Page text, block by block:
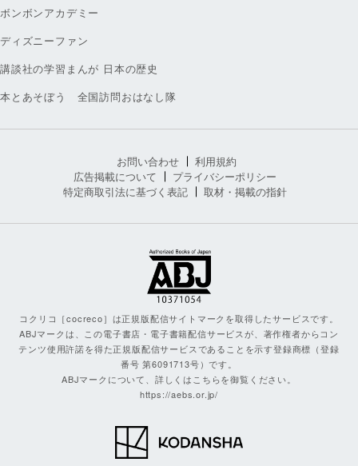
ボンボンアカデミー
ディズニーファン
講談社の学習まんが 日本の歴史
本とあそぼう 全国訪問おはなし隊
お問い合わせ
利用規約
広告掲載について
プライバシーポリシー
特定商取引法に基づく表記
取材・掲載の指針
コクリコ［cocreco］は正規版配信サイトマークを取得したサービスです。
ABJマークは、この電子書店・電子書籍配信サービスが、著作権者からコン
テンツ使用許諾を得た正規版配信サービスであることを示す登録商標（登録
番号 第6091713号）です。
ABJマークについて、詳しくはこちらを御覧ください。
https://aebs.or.jp/